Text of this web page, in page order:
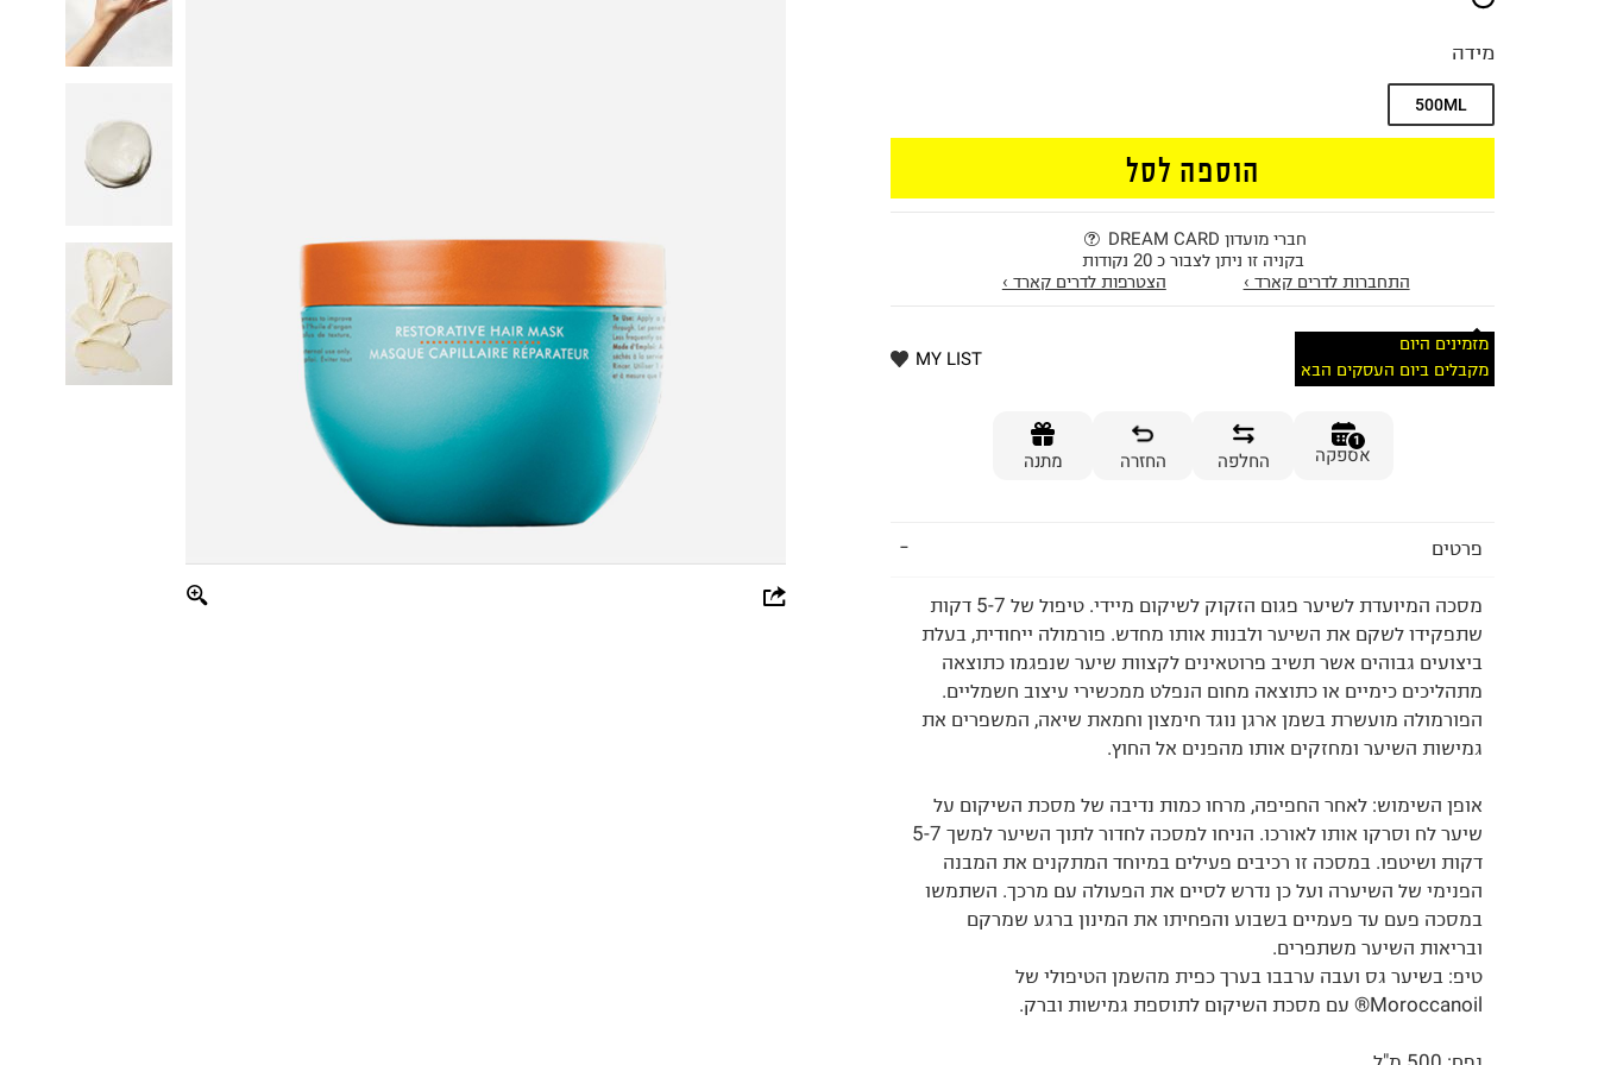
מידה
500ML
הוספה לסל
חברי מועדון DREAM CARD
בקניה זו ניתן לצבור כ 20 נקודות
התחברות לדרים קארד ›
הצטרפות לדרים קארד ›
מזמינים היום
מקבלים ביום העסקים הבא
MY LIST
1
אספקה החלפה החזרה מתנה
פרטים
מסכה המיועדת לשיער פגום הזקוק לשיקום מיידי. טיפול של 5-7 דקות
שתפקידו לשקם את השיער ולבנות אותו מחדש. פורמולה ייחודית, בעלת
ביצועים גבוהים אשר תשיב פרוטאינים לקצוות שיער שנפגמו כתוצאה
מתהליכים כימיים או כתוצאה מחום הנפלט ממכשירי עיצוב חשמליים.
הפורמולה מועשרת בשמן ארגן נוגד חימצון וחמאת שיאה, המשפרים את
גמישות השיער ומחזקים אותו מהפנים אל החוץ.
אופן השימוש: לאחר החפיפה, מרחו כמות נדיבה של מסכת השיקום על
שיער לח וסרקו אותו לאורכו. הניחו למסכה לחדור לתוך השיער למשך 5-7
דקות ושיטפו. במסכה זו רכיבים פעילים במיוחד המתקנים את המבנה
הפנימי של השיערה ועל כן נדרש לסיים את הפעולה עם מרכך. השתמשו
במסכה פעם עד פעמיים בשבוע והפחיתו את המינון ברגע שמרקם
ובריאות השיער משתפרים.
טיפ: בשיער גס ועבה ערבבו בערך כפית מהשמן הטיפולי של
Moroccanoil® עם מסכת השיקום לתוספת גמישות וברק.